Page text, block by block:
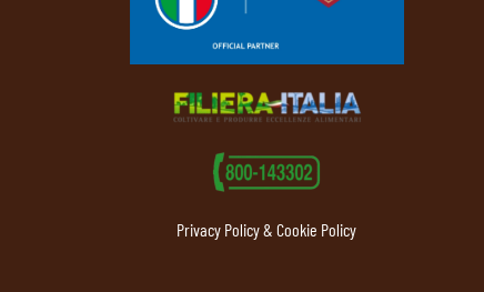
Privacy Policy & Cookie Policy